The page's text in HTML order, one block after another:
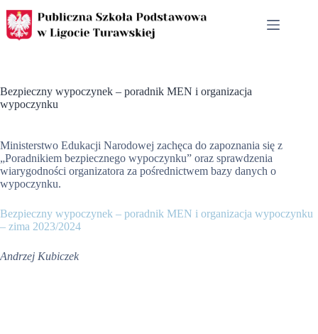
do
treści
Bezpieczny wypoczynek – poradnik MEN i organizacja
wypoczynku
Ministerstwo Edukacji Narodowej zachęca do zapoznania się z
„Poradnikiem bezpiecznego wypoczynku” oraz sprawdzenia
wiarygodności organizatora za pośrednictwem bazy danych o
wypoczynku.
Bezpieczny wypoczynek – poradnik MEN i organizacja wypoczynku
– zima 2023/2024
Andrzej Kubiczek